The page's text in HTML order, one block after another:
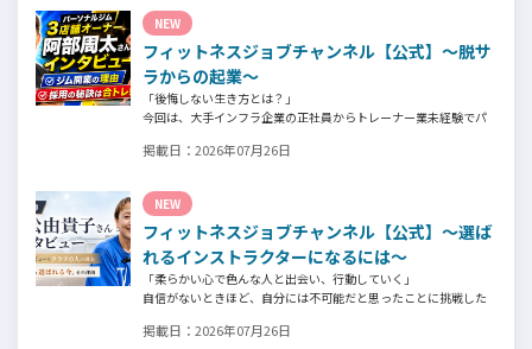
客様からはそのスタッフの皆様がつくる施設やフィットネスにつ
いての魅力を語っていただきました。
NEW
フィットネスジョブチャンネル【公式】～脱サ
ラからの起業～
「後悔しない生き方とは？」
今回は、大手インフラ企業の正社員からトレーナー業未経験でパ
代表の阿部周大さんへインタビュー。
掲載日： 2026年07月26日
NEW
フィットネスジョブチャンネル【公式】～選ば
れるインストラクターになるには～
「柔らかい心で色んな人と出会い、行動していく」
自信がないときほど、自分には不可能だと思ったことに挑戦した
そんな風に自分だけでは思いつかないことを行動に移してきた結
掲載日： 2026年07月26日